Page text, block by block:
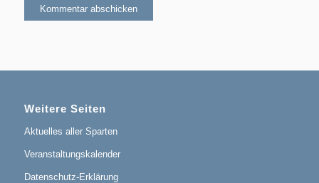
Weitere Seiten
Aktuelles aller Sparten
Veranstaltungskalender
Datenschutz-Erklärung